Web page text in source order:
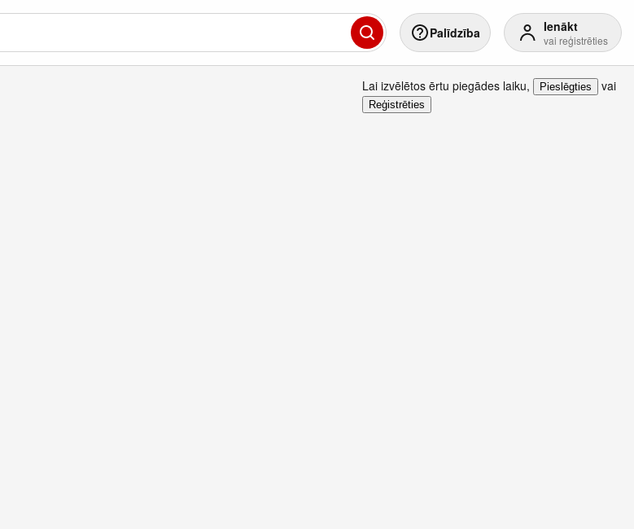
Palīdzība Ienākt
vai reģistrēties
Lai izvēlētos ērtu piegādes laiku, Pieslēgties vai
Reģistrēties